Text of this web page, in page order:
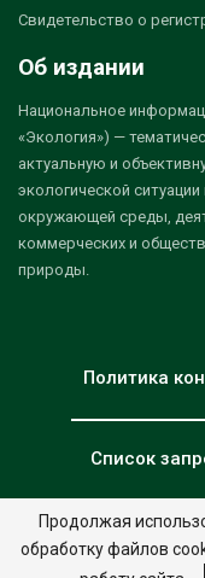
Свидетельство о
Об издании
Национальное
«Экология») —
актуальную и
экологической
окружающей среды,
коммерческих и
природы.
Политика
Список
© 2026 - НИА
Продолжая
обработку файлов